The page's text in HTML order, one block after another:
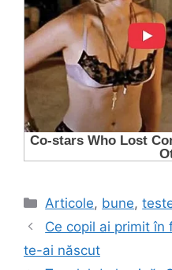
Categorii
Articole, bune,
Ce copil ai primit în
te-ai născut